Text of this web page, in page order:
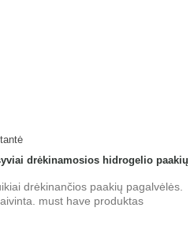
drėkinamosios hidrogelio paakių
drėkinančios paakių pagalvėlės.
must have produktas